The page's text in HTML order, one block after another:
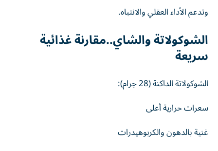
وتدعم الأداء العقلي والانتباه.
الشوكولاتة والشاي..مقارنة غذائية
سريعة
الشوكولاتة الداكنة (28 جرام):
سعرات حرارية أعلى
غنية بالدهون والكربوهيدرات